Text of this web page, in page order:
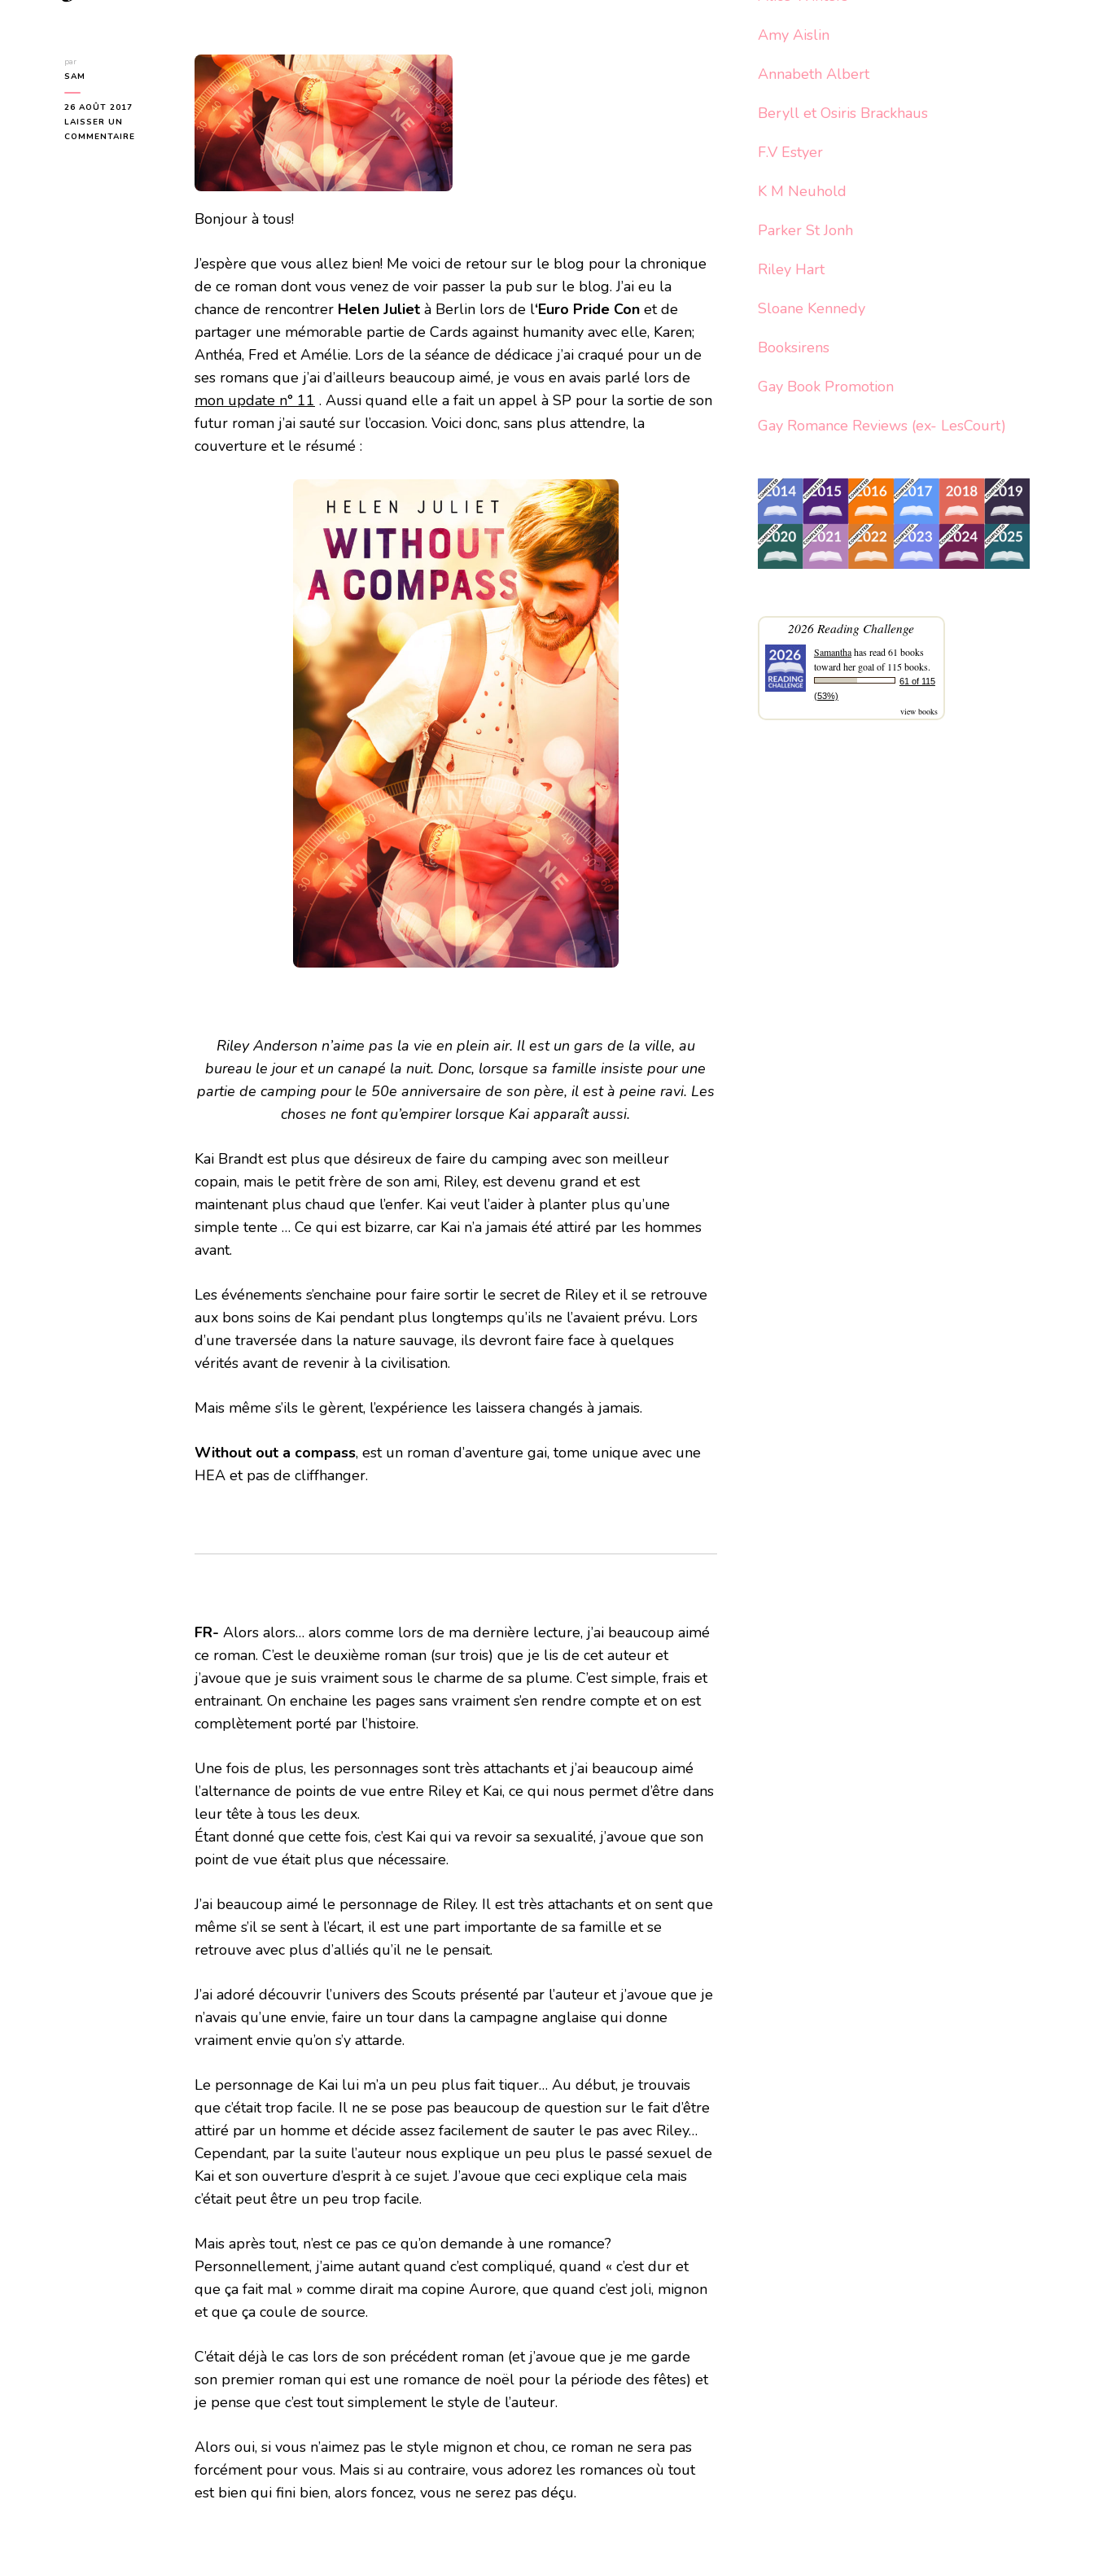
par
SAM
26 AOÛT 2017
LAISSER UN
COMMENTAIRE
Bonjour à tous!
J’espère que vous allez bien! Me voici de retour sur le blog pour la chronique
de ce roman dont vous venez de voir passer la pub sur le blog. J’ai eu la
chance de rencontrer Helen Juliet à Berlin lors de l‘Euro Pride Con et de
partager une mémorable partie de Cards against humanity avec elle, Karen;
Anthéa, Fred et Amélie. Lors de la séance de dédicace j’ai craqué pour un de
ses romans que j’ai d’ailleurs beaucoup aimé, je vous en avais parlé lors de
mon update n° 11 . Aussi quand elle a fait un appel à SP pour la sortie de son
futur roman j’ai sauté sur l’occasion. Voici donc, sans plus attendre, la
couverture et le résumé :
Riley Anderson n’aime pas la vie en plein air. Il est un gars de la ville, au
bureau le jour et un canapé la nuit. Donc, lorsque sa famille insiste pour une
partie de camping pour le 50e anniversaire de son père, il est à peine ravi. Les
choses ne font qu’empirer lorsque Kai apparaît aussi.
Kai Brandt est plus que désireux de faire du camping avec son meilleur
copain, mais le petit frère de son ami, Riley, est devenu grand et est
maintenant plus chaud que l’enfer. Kai veut l’aider à planter plus qu’une
simple tente … Ce qui est bizarre, car Kai n’a jamais été attiré par les hommes
avant.
Les événements s’enchaine pour faire sortir le secret de Riley et il se retrouve
aux bons soins de Kai pendant plus longtemps qu’ils ne l’avaient prévu. Lors
d’une traversée dans la nature sauvage, ils devront faire face à quelques
vérités avant de revenir à la civilisation.
Mais même s’ils le gèrent, l’expérience les laissera changés à jamais.
Without out a compass, est un roman d’aventure gai, tome unique avec une
HEA et pas de cliffhanger.
FR- Alors alors… alors comme lors de ma dernière lecture, j’ai beaucoup aimé
ce roman. C’est le deuxième roman (sur trois) que je lis de cet auteur et
j’avoue que je suis vraiment sous le charme de sa plume. C’est simple, frais et
entrainant. On enchaine les pages sans vraiment s’en rendre compte et on est
complètement porté par l’histoire.
Une fois de plus, les personnages sont très attachants et j’ai beaucoup aimé
l’alternance de points de vue entre Riley et Kai, ce qui nous permet d’être dans
leur tête à tous les deux.
Étant donné que cette fois, c’est Kai qui va revoir sa sexualité, j’avoue que son
point de vue était plus que nécessaire.
J’ai beaucoup aimé le personnage de Riley. Il est très attachants et on sent que
même s’il se sent à l’écart, il est une part importante de sa famille et se
retrouve avec plus d’alliés qu’il ne le pensait.
J’ai adoré découvrir l’univers des Scouts présenté par l’auteur et j’avoue que je
n’avais qu’une envie, faire un tour dans la campagne anglaise qui donne
vraiment envie qu’on s’y attarde.
Le personnage de Kai lui m’a un peu plus fait tiquer… Au début, je trouvais
que c’était trop facile. Il ne se pose pas beaucoup de question sur le fait d’être
attiré par un homme et décide assez facilement de sauter le pas avec Riley…
Cependant, par la suite l’auteur nous explique un peu plus le passé sexuel de
Kai et son ouverture d’esprit à ce sujet. J’avoue que ceci explique cela mais
c’était peut être un peu trop facile.
Mais après tout, n’est ce pas ce qu’on demande à une romance?
Personnellement, j’aime autant quand c’est compliqué, quand « c’est dur et
que ça fait mal » comme dirait ma copine Aurore, que quand c’est joli, mignon
et que ça coule de source.
C’était déjà le cas lors de son précédent roman (et j’avoue que je me garde
son premier roman qui est une romance de noël pour la période des fêtes) et
je pense que c’est tout simplement le style de l’auteur.
Alors oui, si vous n’aimez pas le style mignon et chou, ce roman ne sera pas
forcément pour vous. Mais si au contraire, vous adorez les romances où tout
est bien qui fini bien, alors foncez, vous ne serez pas déçu.
Amy Aislin
Annabeth Albert
Beryll et Osiris Brackhaus
F.V Estyer
K M Neuhold
Parker St Jonh
Riley Hart
Sloane Kennedy
Booksirens
Gay Book Promotion
Gay Romance Reviews (ex- LesCourt)
2026 Reading Challenge
Samanthahas read 61 books
toward her goal of 115 books.
61 of 115
(53%)
view books